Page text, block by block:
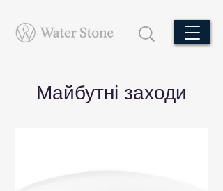
Майбутні заходи